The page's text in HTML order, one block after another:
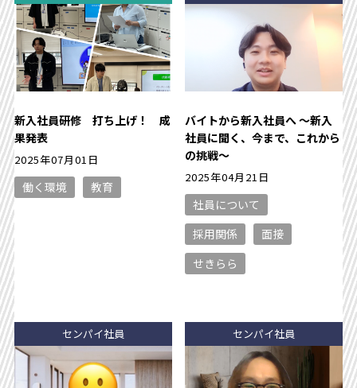
新入社員研修 打ち上げ！ 成
果発表
2025年07月01日
働く環境 教育
バイトから新入社員へ 〜新入
社員に聞く、今まで、これから
の挑戦〜
2025年04月21日
社員について
採用関係
面接
せきらら
センパイ社員 センパイ社員